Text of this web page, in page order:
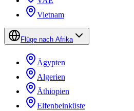
Vietnam
Flüge nach Afrika
Ägypten
Algerien
Äthiopien
Elfenbeinküste